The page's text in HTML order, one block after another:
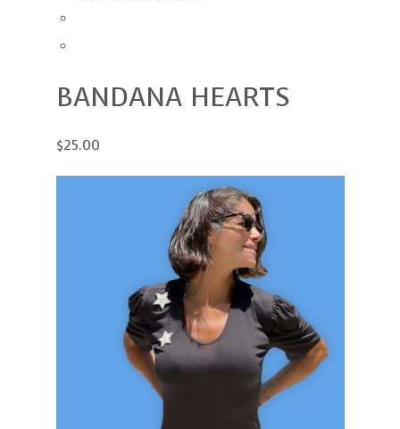
BANDANA HEARTS
$25.00